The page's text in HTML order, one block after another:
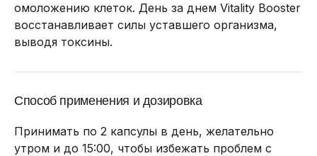
омоложению клеток. День за днем Vitality Booster
восстанавливает силы уставшего организма,
выводя токсины.
Способ применения и дозировка
Принимать по 2 капсулы в день, желательно
утром и до 15:00, чтобы избежать проблем с